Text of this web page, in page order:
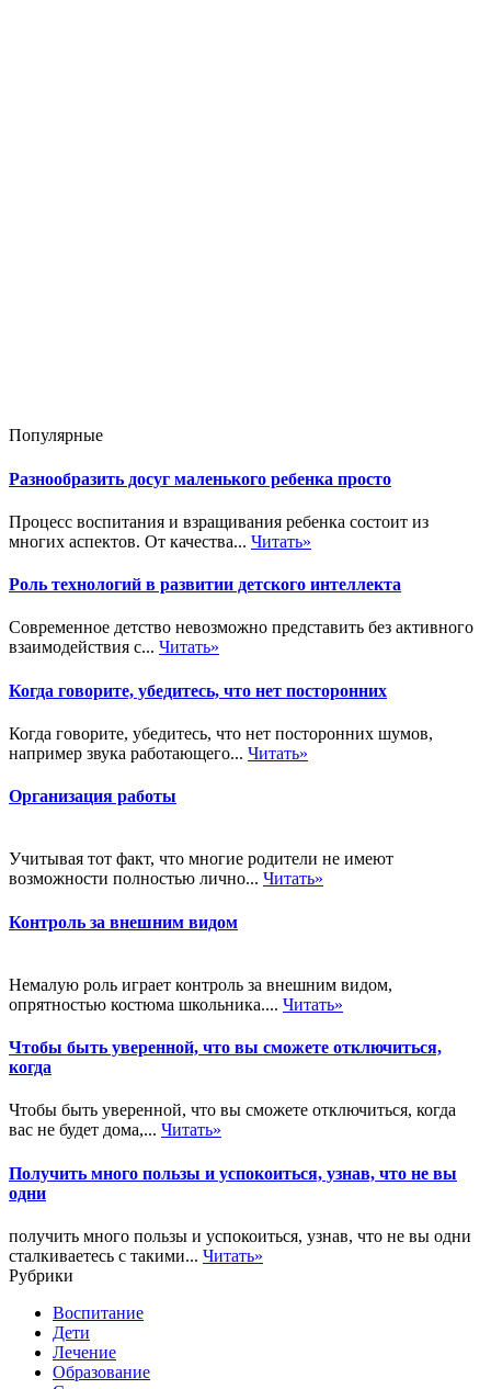
Популярные
Разнообразить досуг маленького ребенка просто
Процесс воспитания и взращивания ребенка состоит из
многих аспектов. От качества... Читать»
Роль технологий в развитии детского интеллекта
Современное детство невозможно представить без активного
взаимодействия с... Читать»
Когда говорите, убедитесь, что нет посторонних
Когда говорите, убедитесь, что нет посторонних шумов,
например звука работающего... Читать»
Организация работы
Учитывая тот факт, что многие родители не имеют
возможности полностью лично... Читать»
Контроль за внешним видом
Немалую роль играет контроль за внешним видом,
опрятностью костюма школьника.... Читать»
Чтобы быть уверенной, что вы сможете отключиться,
когда
Чтобы быть уверенной, что вы сможете отключиться, когда
вас не будет дома,... Читать»
Получить много пользы и успокоиться, узнав, что не вы
одни
получить много пользы и успокоиться, узнав, что не вы одни
сталкиваетесь с такими... Читать»
Рубрики
Воспитание
Дети
Лечение
Образование